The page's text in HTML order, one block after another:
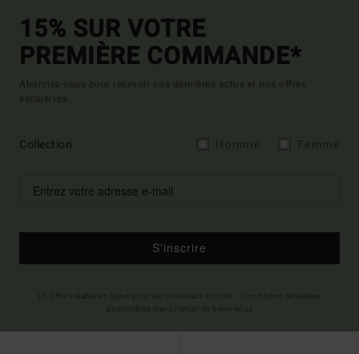
15% SUR VOTRE
PREMIÈRE COMMANDE*
Abonnez-vous pour recevoir nos dernières actus et nos offres
exclusives.
Collection
S'inscrire